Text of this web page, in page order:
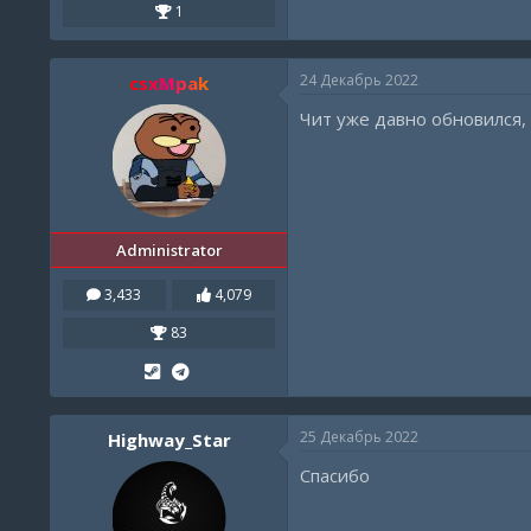
1
csxMpak
Administrator
3,433
4,079
83
24 Декабрь 2022
Чит уже давно обновился,
Highway_Star 25 Декабрь 2022
Спасибо